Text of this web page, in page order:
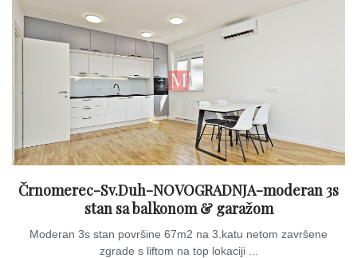
Črnomerec-Sv.Duh-NOVOGRADNJA-moderan 3s
stan sa balkonom & garažom
Moderan 3s stan površine 67m2 na 3.katu netom završene
zgrade s liftom na top lokaciji ...